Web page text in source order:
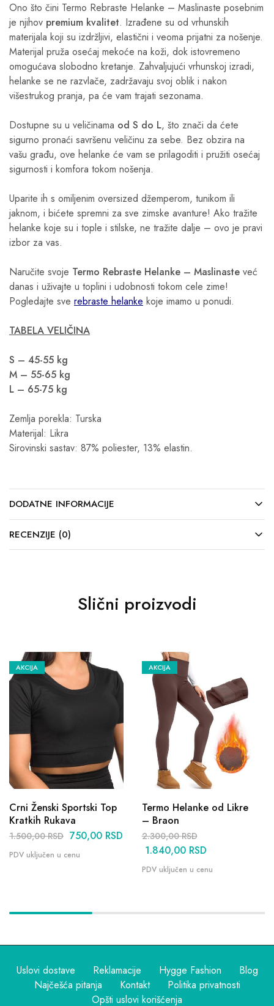
Ono što čini Termo Rebraste Helanke – Maslinaste posebnim
je njihov premium kvalitet. Izrađene su od vrhunskih
materijala koji su izdržljivi, elastični i veoma prijatni za nošenje.
Materijal pruža osećaj mekoće na koži, dok istovremeno
omogućava slobodno kretanje. Zahvaljujući vrhunskoj izradi,
helanke se ne razvlače, zadržavaju svoj oblik i nakon
višestrukog pranja, pa će vam trajati sezonama.
Dostupne su u veličinama od S do L, što znači da ćete
sigurno pronaći savršenu veličinu za sebe. Bez obzira na
vašu građu, ove helanke će vam se prilagoditi i pružiti osećaj
sigurnosti i komfora tokom nošenja.
Uparite ih s omiljenim oversized džemperom, tunikom ili
jaknom, i bićete spremni za sve zimske avanture! Ako tražite
helanke koje su i tople i stilske, ne tražite dalje – ovo je pravi
izbor za vas.
Naručite svoje Termo Rebraste Helanke – Maslinaste već
danas i uživajte u toplini i udobnosti tokom cele zime!
Pogledajte sve rebraste helanke koje imamo u ponudi.
TABELA VELIČINA
S – 45-55 kg
M – 55-65 kg
L – 65-75 kg
Zemlja porekla: Turska
Materijal: Likra
Sirovinski sastav: 87% poliester, 13% elastin.
DODATNE INFORMACIJE
RECENZIJE (0)
Slični proizvodi
AKCIJA
Crni Ženski Sportski Top
Kratkih Rukava
1.500,00RSD 750,00 RSD
AKCIJA
Termo Helanke od Likre
– Braon
2.300,00RSD
1.840,00 RSD
Uslovi dostave Reklamacije Hygge Fashion
Blog
Najčešća pitanja
Kontakt
Politika privatnosti
Opšti uslovi korišćenja